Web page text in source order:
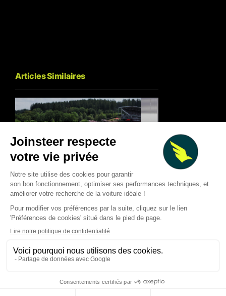
LA VOITURE DE VOS RÊVES
Articles Similaires
F1 : pourquoi les pilotes ne
peuvent pas reprendre 100%
le contrôle de l’énergie
électrique
Aug 5, 2026
Gucci arrive en
avec Alpine : les
Aug 4, 2026